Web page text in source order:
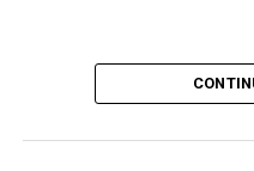
ഉണ്ടാകുമെന്ന് നിനക്കുക
ജനാധിപത്യവും